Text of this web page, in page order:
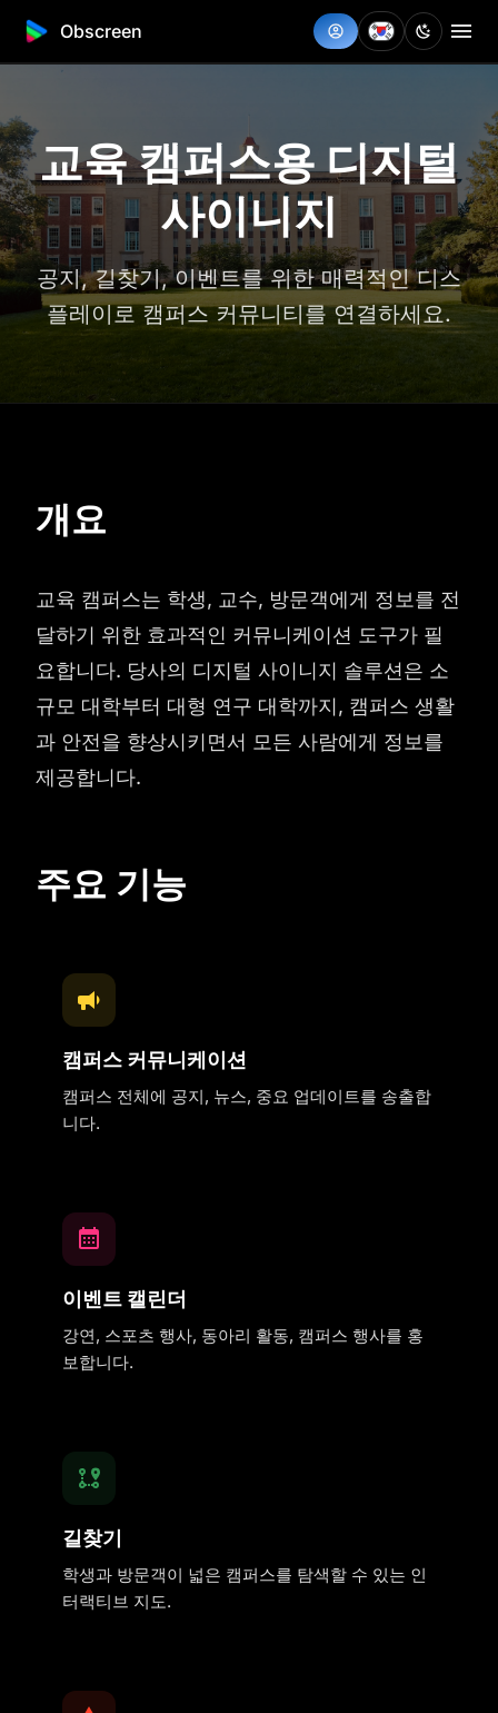
Obscreen
교육 캠퍼스용 디지털
사이니지
공지, 길찾기, 이벤트를 위한 매력적인 디스
플레이로 캠퍼스 커뮤니티를 연결하세요.
개요
교육 캠퍼스는 학생, 교수, 방문객에게 정보를 전
달하기 위한 효과적인 커뮤니케이션 도구가 필
요합니다. 당사의 디지털 사이니지 솔루션은 소
규모 대학부터 대형 연구 대학까지, 캠퍼스 생활
과 안전을 향상시키면서 모든 사람에게 정보를
제공합니다.
주요 기능
캠퍼스 커뮤니케이션
캠퍼스 전체에 공지, 뉴스, 중요 업데이트를 송출합
니다.
이벤트 캘린더
강연, 스포츠 행사, 동아리 활동, 캠퍼스 행사를 홍
보합니다.
길찾기
학생과 방문객이 넓은 캠퍼스를 탐색할 수 있는 인
터랙티브 지도.